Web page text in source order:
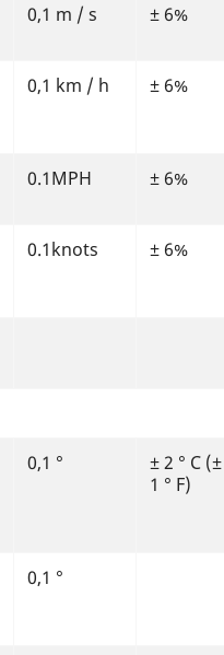
0,1 m / s ± 6%
0,1 km / h ± 6%
0.1MPH ± 6%
0.1knots ± 6%
0,1 °
± 2 ° C (±
1 ° F)
0,1 °